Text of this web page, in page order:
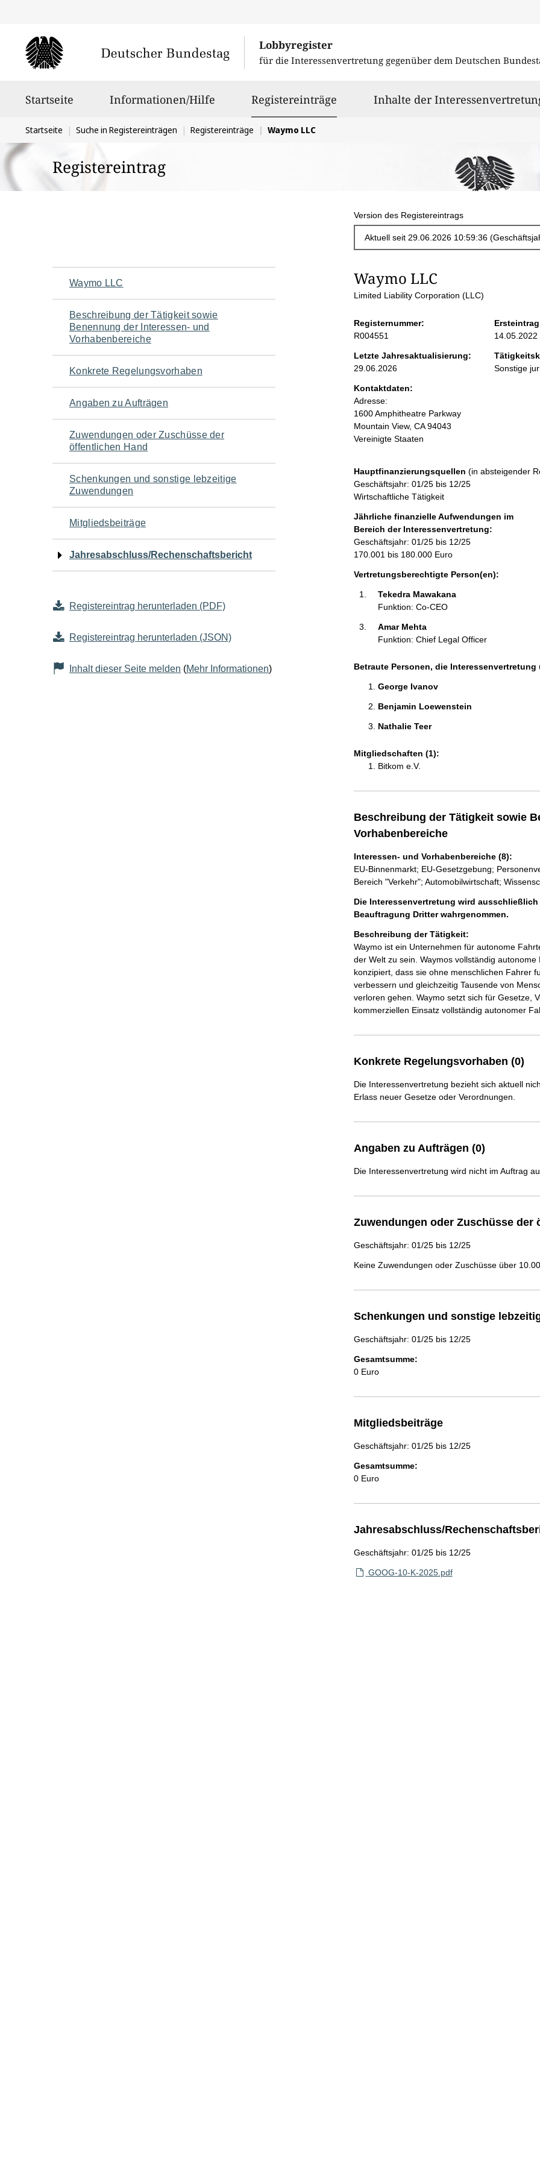
Lobbyregister
für die Interessenvertretung gegenüber dem Deutschen
Startseite Informationen/Hilfe Registereinträge ausgewähltInhalte der
Sie
befinden
sich
hier:
Startseite Suche in Registereinträgen Registereinträge Waymo LLC
Registereintrag
Version des Registereintrags
Navigation
für
den
Seiteninhalt
Waymo LLC
Beschreibung der Tätigkeit sowie
Benennung der Interessen- und
Vorhabenbereiche
Konkrete Regelungsvorhaben
Angaben zu Aufträgen
Zuwendungen oder Zuschüsse der
öffentlichen Hand
Schenkungen und sonstige lebzeitige
Zuwendungen
Mitgliedsbeiträge
Jahresabschluss/Rechenschaftsbericht
Registereintrag herunterladen (PDF)
Registereintrag herunterladen (JSON)
Inhalt dieser Seite melden (Mehr Informationen)
S
i
t
e
n
i
n
h
a
l
Waymo LLC
Limited Liability Corporation (LLC)
Registernummer:
R004551
14.05.2022
Letzte Jahresaktualisierung:
29.06.2026
Sonstige
Kontaktdaten:
Adresse:
1600 Amphitheatre Parkway
Mountain View, CA 94043
Vereinigte Staaten
Hauptfinanzierungsquellen (in absteigender
Geschäftsjahr: 01/25 bis 12/25
Wirtschaftliche Tätigkeit
Jährliche finanzielle Aufwendungen im
Bereich der Interessenvertretung:
Geschäftsjahr: 01/25 bis 12/25
170.001 bis 180.000 Euro
Vertretungsberechtigte Person(en):
Tekedra Mawakana
Funktion: Co-CEO
Amar Mehta
Funktion: Chief Legal Officer
Betraute Personen, die
George Ivanov
Benjamin Loewenstein
Nathalie Teer
Mitgliedschaften (1):
Bitkom e.V.
Beschreibung der Tätigkeit sowie
Vorhabenbereiche
Interessen- und Vorhabenbereiche (8):
EU-Binnenmarkt; EU-Gesetzgebung;
Bereich "Verkehr"; Automobilwirtschaft;
Die Interessenvertretung wird
Beauftragung Dritter wahrgenommen.
Beschreibung der Tätigkeit:
Waymo ist ein Unternehmen für autonome
der Welt zu sein. Waymos vollständig
konzipiert, dass sie ohne menschlichen Fahrer
verbessern und gleichzeitig Tausende von
verloren gehen. Waymo setzt sich für Gesetze,
kommerziellen Einsatz vollständig autonomer
Konkrete Regelungsvorhaben (0)
Die Interessenvertretung bezieht sich aktuell
Erlass neuer Gesetze oder Verordnungen.
Angaben zu Aufträgen (0)
Die Interessenvertretung wird nicht im Auftrag
Zuwendungen oder Zuschüsse der
Geschäftsjahr: 01/25 bis 12/25
Keine Zuwendungen oder Zuschüsse über
Schenkungen und sonstige
Geschäftsjahr: 01/25 bis 12/25
Gesamtsumme:
0 Euro
Mitgliedsbeiträge
Geschäftsjahr: 01/25 bis 12/25
Gesamtsumme:
0 Euro
Jahresabschluss/
Geschäftsjahr: 01/25 bis 12/25
GOOG-10-K-2025.pdf